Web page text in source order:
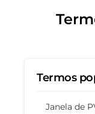
Termos
Janela de